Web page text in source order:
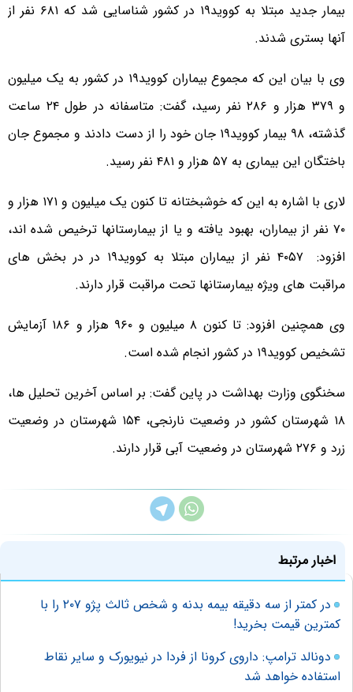
بیمار جدید مبتلا به کووید۱۹ در کشور شناسایی شد که ۶۸۱ نفر از
آنها بستری شدند.
وی با بیان این که مجموع بیماران کووید۱۹ در کشور به یک میلیون
و ۳۷۹ هزار و ۲۸۶ نفر رسید، گفت: متاسفانه در طول ۲۴ ساعت
گذشته، ۹۸ بیمار کووید۱۹ جان خود را از دست دادند و مجموع جان
باختگان این بیماری به ۵۷ هزار و ۴۸۱ نفر رسید.
لاری با اشاره به این که خوشبختانه تا کنون یک میلیون و ۱۷۱ هزار و
۷۰ نفر از بیماران، بهبود یافته و یا از بیمارستانها ترخیص شده اند،
افزود: ۴۰۵۷ نفر از بیماران مبتلا به کووید۱۹ در در بخش های
مراقبت های ویژه بیمارستانها تحت مراقبت قرار دارند.
وی همچنین افزود: تا کنون ۸ میلیون و ۹۶۰ هزار و ۱۸۶ آزمایش
تشخیص کووید۱۹ در کشور انجام شده است.
سخنگوی وزارت بهداشت در پاین گفت: بر اساس آخرین تحلیل ها،
۱۸ شهرستان کشور در وضعیت نارنجی، ۱۵۴ شهرستان در وضعیت
زرد و ۲۷۶ شهرستان در وضعیت آبی قرار دارند.
اخبار مرتبط
در کمتر از سه دقیقه بیمه بدنه و شخص ثالث پژو ۲۰۷ را با
کمترین قیمت بخرید!
دونالد ترامپ: داروی کرونا از فردا در نیویورک و سایر نقاط
استفاده خواهد شد